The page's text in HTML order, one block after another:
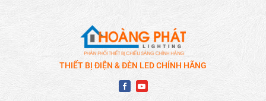
THIẾT BỊ ĐIỆN & ĐÈN LED CHÍNH HÃNG